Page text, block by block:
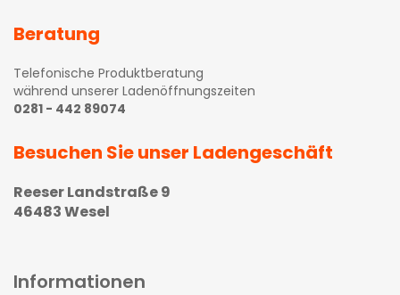
Beratung
Telefonische Produktberatung
während unserer Ladenöffnungszeiten
0281 - 442 89074
Besuchen Sie unser Ladengeschäft
Reeser Landstraße 9
46483 Wesel
Informationen